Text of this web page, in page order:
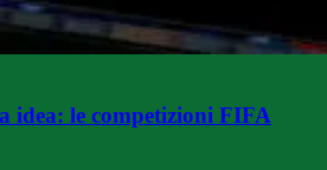
idea: le competizioni FIFA